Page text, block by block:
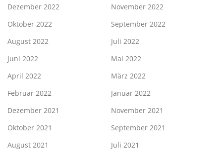
Dezember 2022
November 2022
Oktober 2022
September 2022
August 2022
Juli 2022
Juni 2022
Mai 2022
April 2022
März 2022
Februar 2022
Januar 2022
Dezember 2021
November 2021
Oktober 2021
September 2021
August 2021
Juli 2021